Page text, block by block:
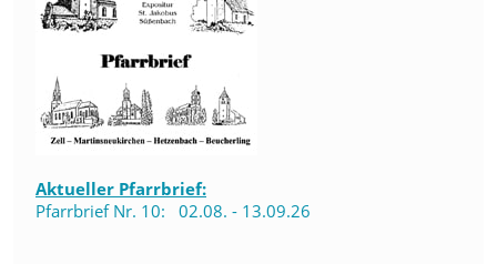
Aktueller Pfarrbrief:
Pfarrbrief Nr. 10: 02.08. - 13.09.26